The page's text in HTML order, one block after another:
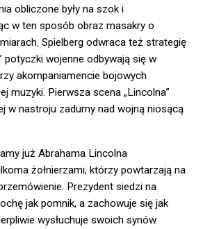
obliczone były na szok i
w ten sposób obraz masakry o
Spielberg odwraca też strategię
potyczki wojenne odbywają się w
akompaniamencie bojowych
muzyki. Pierwsza scena „Lincolna”
w nastroju zadumy nad wojną niosącą
już Abrahama Lincolna
żołnierzami, którzy powtarzają na
Prezydent siedzi na
jak pomnik, a zachowuje się jak
wysłuchuje swoich synów.